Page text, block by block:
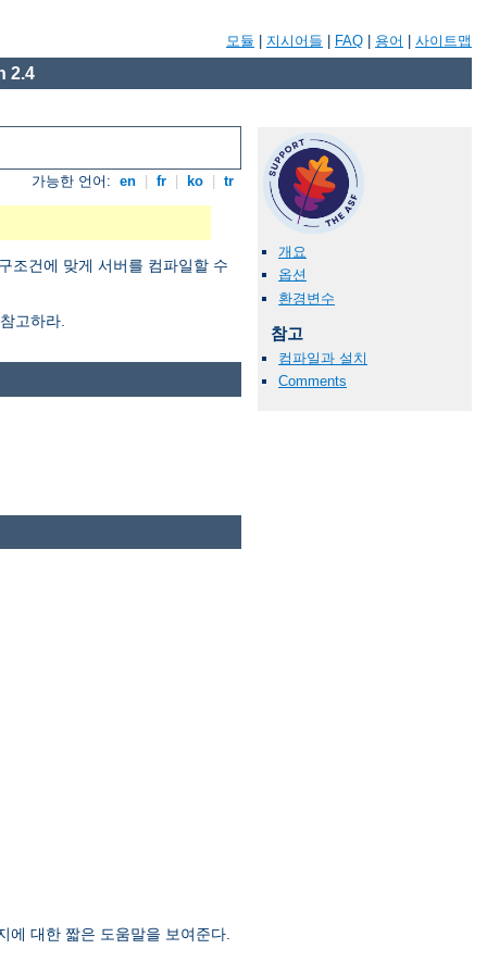
모듈 지시어들 FAQ 용어 사이트맵
2.4
가능한 언어: en fr ko tr
조건에 맞게 서버를 컴파일할 수
고하라.
개요
옵션
환경변수
참고
컴파일과 설치
Comments
에 대한 짧은 도움말을 보여준다.